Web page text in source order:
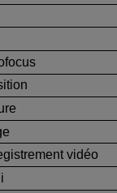
vidéo